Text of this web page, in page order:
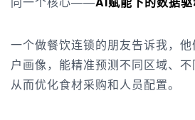
一个做餐饮连锁的朋友告诉我，
户画像，能精准预测不同区域、不
从而优化食材采购和人员配置。